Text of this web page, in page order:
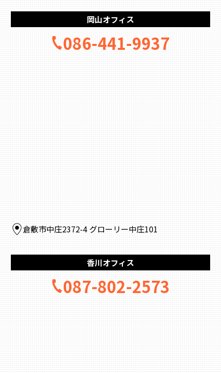
岡山オフィス
086-441-9937
倉敷市中庄2372-4 グローリー中庄101
香川オフィス
087-802-2573